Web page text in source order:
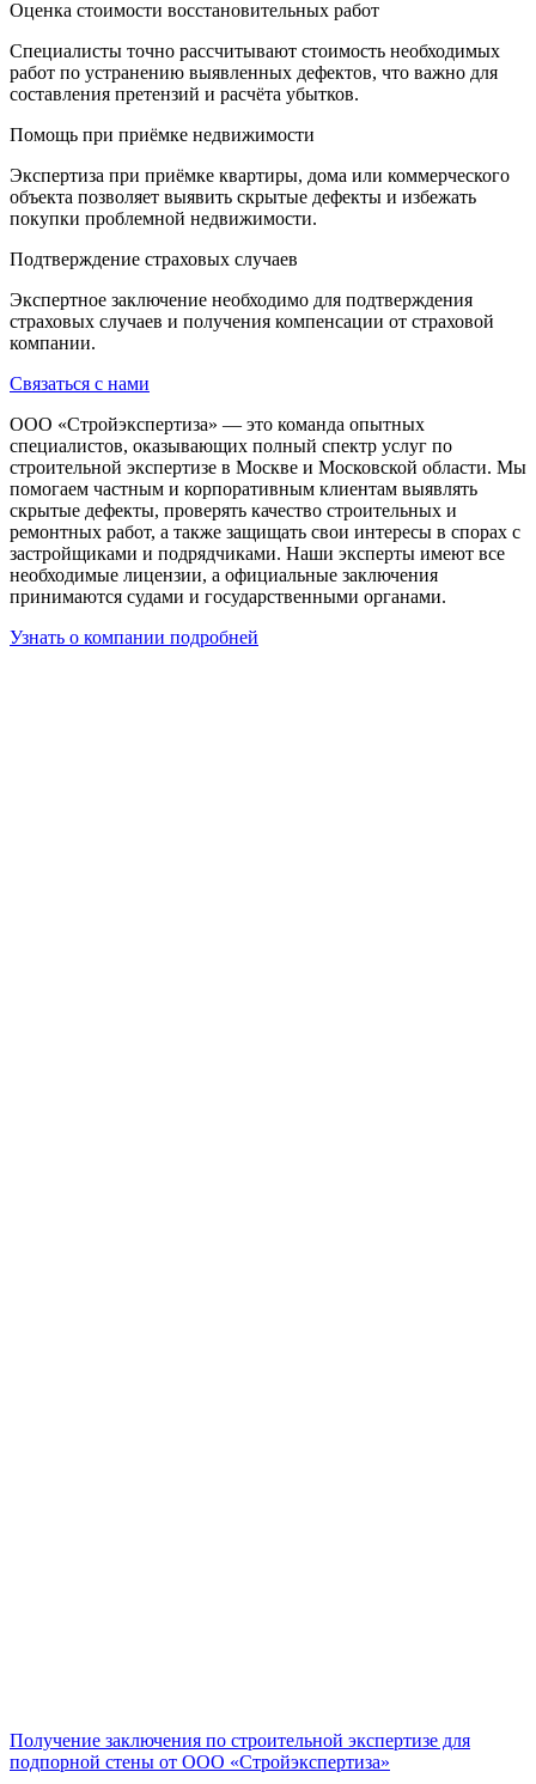
Оценка стоимости восстановительных работ
Специалисты точно рассчитывают стоимость необходимых
работ по устранению выявленных дефектов, что важно для
составления претензий и расчёта убытков.
Помощь при приёмке недвижимости
Экспертиза при приёмке квартиры, дома или коммерческого
объекта позволяет выявить скрытые дефекты и избежать
покупки проблемной недвижимости.
Подтверждение страховых случаев
Экспертное заключение необходимо для подтверждения
страховых случаев и получения компенсации от страховой
компании.
Связаться с нами
ООО «Стройэкспертиза» — это команда опытных
специалистов, оказывающих полный спектр услуг по
строительной экспертизе в Москве и Московской области. Мы
помогаем частным и корпоративным клиентам выявлять
скрытые дефекты, проверять качество строительных и
ремонтных работ, а также защищать свои интересы в спорах с
застройщиками и подрядчиками. Наши эксперты имеют все
необходимые лицензии, а официальные заключения
принимаются судами и государственными органами.
Узнать о компании подробней
Получение заключения по строительной экспертизе для
подпорной стены от ООО «Стройэкспертиза»